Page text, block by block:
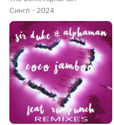
Сингл
2024